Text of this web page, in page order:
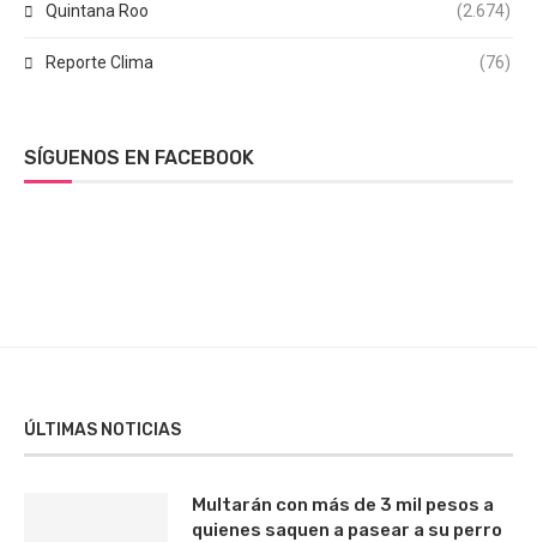
Quintana Roo (2.674)
Reporte Clima (76)
SÍGUENOS EN FACEBOOK
ÚLTIMAS NOTICIAS
Multarán con más de 3 mil pesos a
quienes saquen a pasear a su perro